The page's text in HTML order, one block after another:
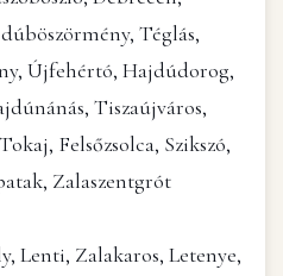
Téglás,
Újfehértó, Hajdúdorog,
Tiszaújváros,
Felsőzsolca, Szikszó,
Zalaszentgrót
Lenti, Zalakaros, Letenye,